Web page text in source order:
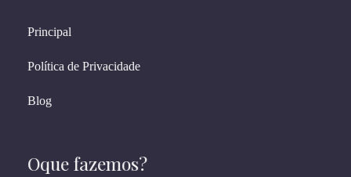
Principal
Política de Privacidade
Blog
Oque fazemos?